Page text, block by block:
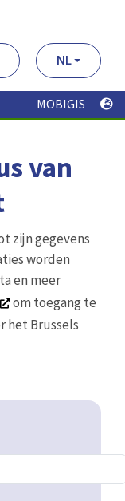
NL
MOBIGIS
van
zijn gegevens
worden
en meer
om toegang te
het Brussels